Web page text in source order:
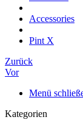
Accessories
Pint X
Zurück
Vor
Menü
Kategorien